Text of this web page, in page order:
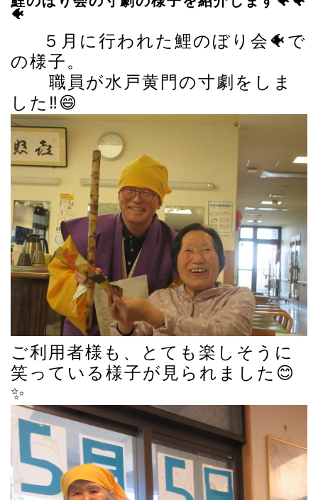
🐠
５月に行われた鯉のぼり会🐠で
の様子。
職員が水戸黄門の寸劇をしま
した‼️😄
ご利用者様も、とても楽しそうに
笑っている様子が見られました😊
✨